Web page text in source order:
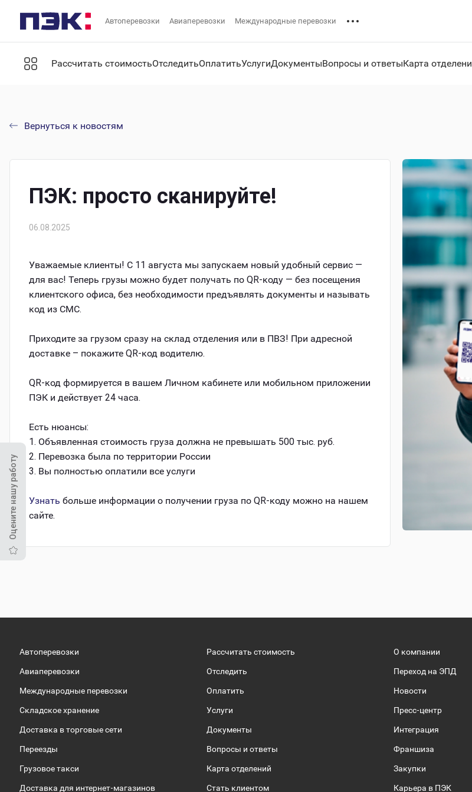
Автоперевозки Авиаперевозки Международные перевозки
Рассчитать стоимостьОтследитьОплатитьУслугиДокументыВопросы и ответыКарта
Оцените нашу работу
Вернуться к новостям
ПЭК: просто сканируйте!
06.08.2025
Уважаемые клиенты! С 11 августа мы запускаем новый удобный сервис —
для вас! Теперь грузы можно будет получать по QR-коду — без посещения
клиентского офиса, без необходимости предъявлять документы и называть
код из СМС.
Приходите за грузом сразу на склад отделения или в ПВЗ! При адресной
доставке – покажите QR-код водителю.
QR-код формируется в вашем Личном кабинете или мобильном приложении
ПЭК и действует 24 часа.
Есть нюансы:
1. Объявленная стоимость груза должна не превышать 500 тыс. руб.
2. Перевозка была по территории России
3. Вы полностью оплатили все услуги
Узнать больше информации о получении груза по QR-коду можно на нашем
сайте.
Автоперевозки
Авиаперевозки
Международные перевозки
Складское хранение
Доставка в торговые сети
Переезды
Грузовое такси
Доставка для интернет-магазинов
Рассчитать стоимость
Отследить
Оплатить
Услуги
Документы
Вопросы и ответы
Карта отделений
Стать клиентом
О компании
Переход на ЭПД
Новости
Пресс-центр
Интеграция
Франшиза
Закупки
Карьера в ПЭК